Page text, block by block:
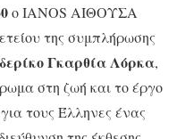
ο IANOS ΑΙΘΟΥΣΑ
της συμπλήρωσης
Γκαρθία Λόρκα,
στη ζωή και το έργο
τους Έλληνες ένας